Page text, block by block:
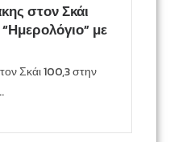
στον Σκάι
με
Σκάι 100,3 στην